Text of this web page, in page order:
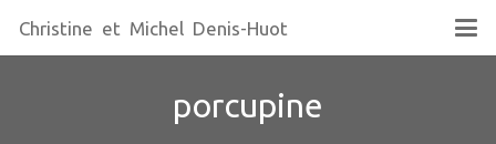
Christine et Michel Denis-Huot
porcupine